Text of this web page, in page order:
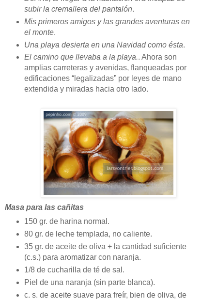
subir la cremallera del pantalón.
Mis primeros amigos y las grandes aventuras en
el monte.
Una playa desierta en una Navidad como ésta.
El camino que llevaba a la playa.. Ahora son
amplias carreteras y avenidas, flanqueadas por
edificaciones “legalizadas” por leyes de mano
extendida y miradas hacia otro lado.
Masa para las cañitas
150 gr. de harina normal.
80 gr. de leche templada, no caliente.
35 gr. de aceite de oliva + la cantidad suficiente
(c.s.) para aromatizar con naranja.
1/8 de cucharilla de té de sal.
Piel de una naranja (sin parte blanca).
c. s. de aceite suave para freír, bien de oliva, de